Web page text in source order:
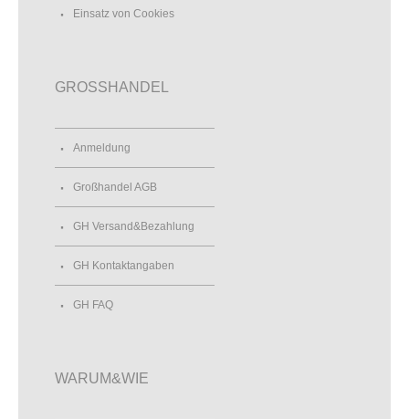
Einsatz von Cookies
GROSSHANDEL
Anmeldung
Großhandel AGB
GH Versand&Bezahlung
GH Kontaktangaben
GH FAQ
WARUM&WIE